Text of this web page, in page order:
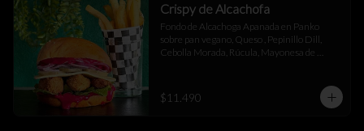
Crispy de Alcachofa
Fondo de Alcachoga Apanada en Panko
sobre pan vegano, Queso , Pepinillo Dill,
Cebolla Morada, Rúcula, Mayonesa de
$11.490